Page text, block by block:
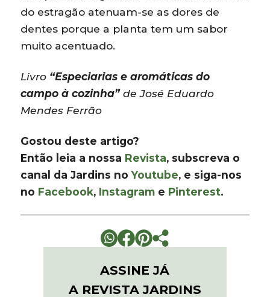
do estragão atenuam-se as dores de
dentes porque a planta tem um sabor
muito acentuado.
Livro “Especiarias e aromáticas do
campo à cozinha” de José Eduardo
Mendes Ferrão
Gostou deste artigo?
Então leia a nossa Revista, subscreva o
canal da Jardins noYoutube, e siga-nos
no Facebook, Instagram e Pinterest.
ASSINE JÁ
A REVISTA JARDINS